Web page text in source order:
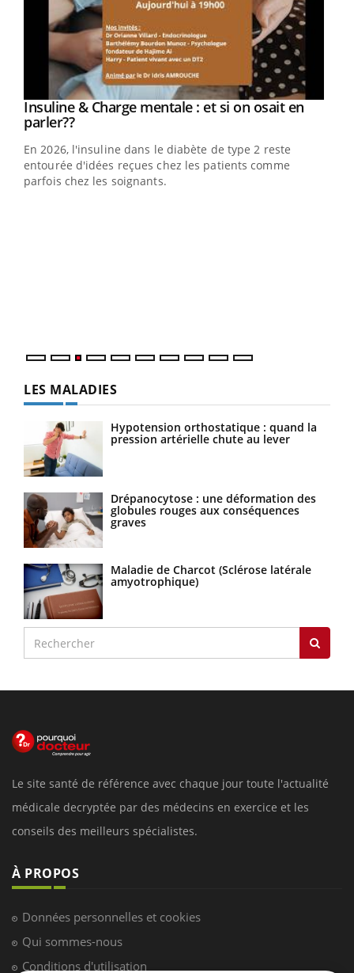
Youtube
Insuline & Charge mentale : et si on osait en
parler??Youtube
En 2026, l'insuline dans le diabète de type 2 reste
entourée d'idées reçues chez les patients comme
parfois chez les soignants.
LES MALADIES
Hypotension orthostatique : quand la
pression artérielle chute au lever
Drépanocytose : une déformation des
globules rouges aux conséquences
graves
Maladie de Charcot (Sclérose latérale
amyotrophique)
Le site santé de référence avec chaque jour toute l'actualité
médicale decryptée par des médecins en exercice et les
conseils des meilleurs spécialistes.
À PROPOS
Données personnelles et cookies
Qui sommes-nous
Conditions d'utilisation